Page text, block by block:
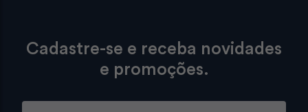
Cadastre-se e receba novidades
e promoções.